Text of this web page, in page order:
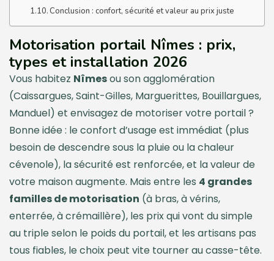
Conclusion : confort, sécurité et valeur au prix juste
Motorisation portail Nîmes : prix,
types et installation 2026
Vous habitez Nîmesou son agglomération
(Caissargues, Saint-Gilles, Marguerittes, Bouillargues,
Manduel) et envisagez de motoriser votre portail ?
Bonne idée : le confort d’usage est immédiat (plus
besoin de descendre sous la pluie ou la chaleur
cévenole), la sécurité est renforcée, et la valeur de
votre maison augmente. Mais entre les 4 grandes
familles de motorisation (à bras, à vérins,
enterrée, à crémaillère), les prix qui vont du simple
au triple selon le poids du portail, et les artisans pas
tous fiables, le choix peut vite tourner au casse-tête.